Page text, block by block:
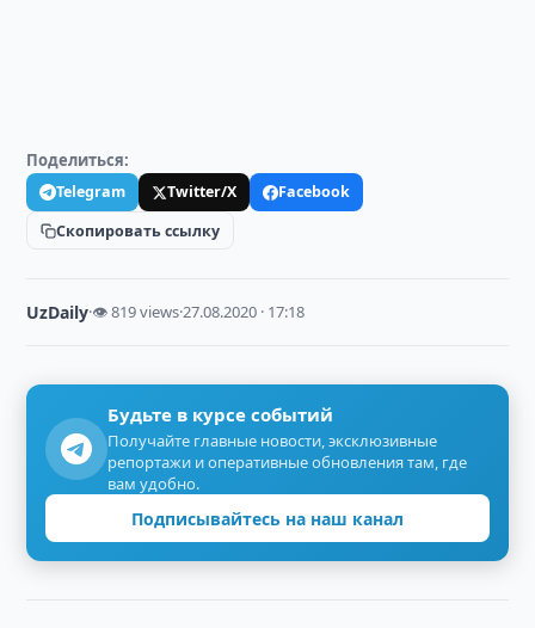
Поделиться:
Telegram Twitter/X
Facebook
Скопировать ссылку
UzDaily·👁 819 views·27.08.2020 · 17:18
Будьте в курсе событий
Получайте главные новости, эксклюзивные
репортажи и оперативные обновления там, где
вам удобно.
Подписывайтесь на наш канал